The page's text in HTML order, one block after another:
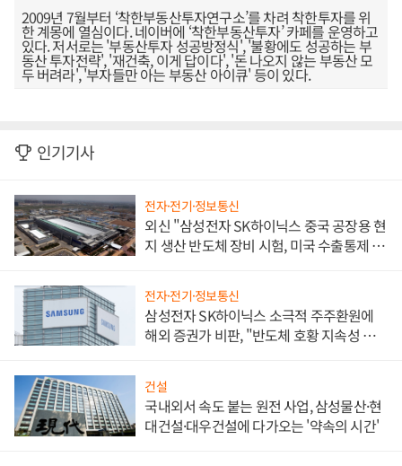
2009년 7월부터 ‘착한부동산투자연구소’를 차려 착한투자를 위
한 계몽에 열심이다. 네이버에 ‘착한부동산투자’ 카페를 운영하고
있다. 저서로는 '부동산투자 성공방정식', '불황에도 성공하는 부
동산 투자전략', '재건축, 이게 답이다', '돈 나오지 않는 부동산 모
두 버려라', '부자들만 아는 부동산 아이큐' 등이 있다.
인기기사
전자·전기·정보통신
외신 "삼성전자 SK하이닉스 중국 공장용 현
지 생산 반도체 장비 시험, 미국 수출통제 대
전자·전기·정보통신
삼성전자 SK하이닉스 소극적 주주환원에
해외 증권가 비판, "반도체 호황 지속성 의
건설
국내외서 속도 붙는 원전 사업, 삼성물산·현
대건설·대우건설에 다가오는 '약속의 시간'